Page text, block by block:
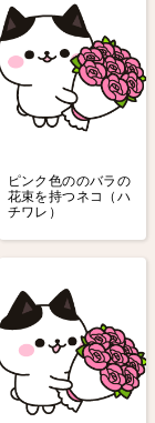
ピンク色ののバラの
花束を持つネコ（ハ
チワレ）